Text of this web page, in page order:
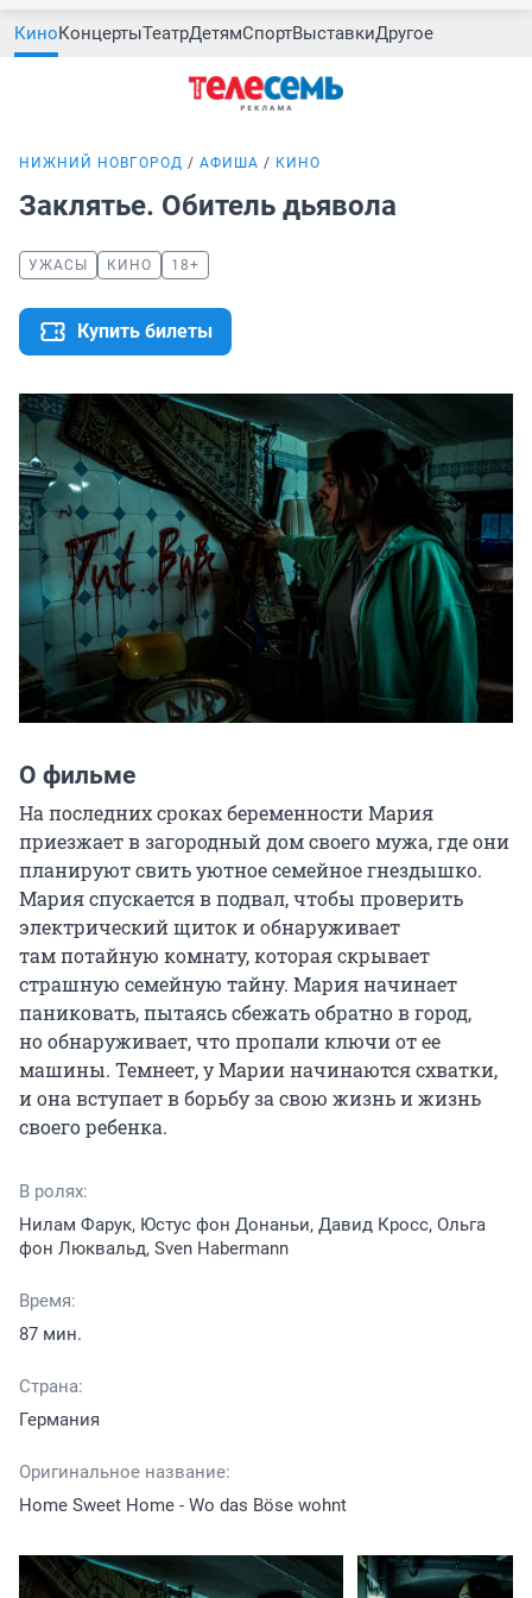
КиноКонцертыТеатрДетямСпортВыставкиДругое
НИЖНИЙ НОВГОРОД АФИША КИНО
Заклятье. Обитель дьявола
УЖАСЫ КИНО 18+
Купить билеты
О фильме
На последних сроках беременности Мария
приезжает в загородный дом своего мужа, где они
планируют свить уютное семейное гнездышко.
Мария спускается в подвал, чтобы проверить
электрический щиток и обнаруживает
там потайную комнату, которая скрывает
страшную семейную тайну. Мария начинает
паниковать, пытаясь сбежать обратно в город,
но обнаруживает, что пропали ключи от ее
машины. Темнеет, у Марии начинаются схватки,
и она вступает в борьбу за свою жизнь и жизнь
своего ребенка.
В ролях:
Нилам Фарук, Юстус фон Донаньи, Давид Кросс, Ольга
фон Люквальд, Sven Habermann
Время:
87 мин.
Страна:
Германия
Оригинальное название:
Home Sweet Home - Wo das Böse wohnt